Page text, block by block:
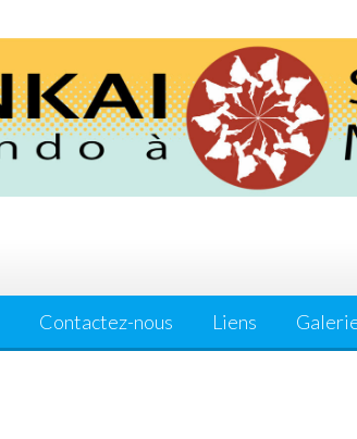
Contactez-nous Liens